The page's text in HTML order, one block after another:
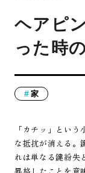
ヘアピ
った時
家
「カチッ」とい
な抵抗が消える。
れは単なる鍵紛失
昇格したことを意